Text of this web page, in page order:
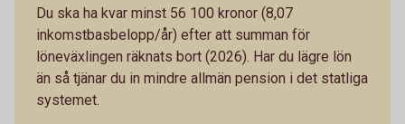
Du ska ha kvar minst 56 100 kronor (8,07
inkomstbasbelopp/år) efter att summan för
löneväxlingen räknats bort (2026). Har du lägre lön
än så tjänar du in mindre allmän pension i det statliga
systemet.